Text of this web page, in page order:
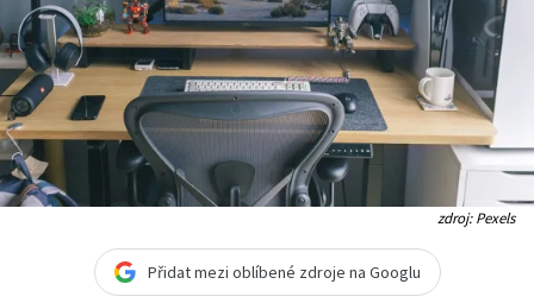
zdroj: Pexels
Přidat mezi oblíbené zdroje na Googlu